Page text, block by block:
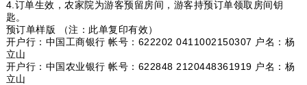
4.订单生效，农家院为游客预留房间，游客持预订单领取房间钥
匙。
预订单样版 （注：此单复印有效）
开户行：中国工商银行 帐号：622202 0411002150307 户名：杨
立山
开户行：中国农业银行 帐号：622848 2120448361919 户名：杨
立山